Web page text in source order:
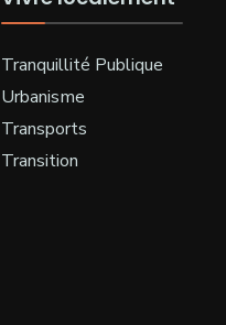
Tranquillité Publique
Urbanisme
Transports
Transition